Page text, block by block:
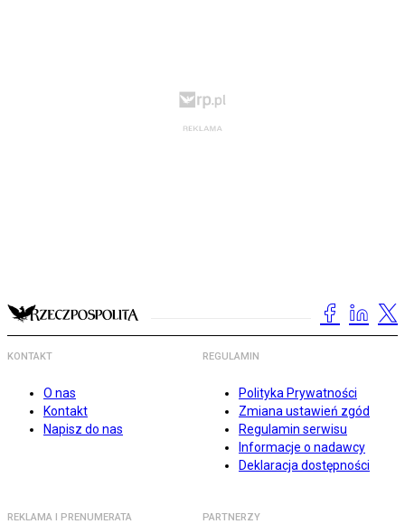
KONTAKT
O nas
Kontakt
Napisz do nas
REGULAMIN
Polityka Prywatności
Zmiana ustawień zgód
Regulamin serwisu
Informacje o nadawcy
Deklaracja dostępności
REKLAMA I PRENUMERATA PARTNERZY